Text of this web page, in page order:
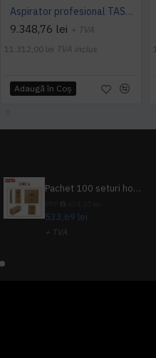
Aspirator profesional TASKI jet 38 Euro, 900 W, TASKI
9.348,76 lei + TVA
11.312,00 lei TVA inclus
Adaugă în Coş
Pachet 100 seturi hoteliere, set dentar, set barbierit, casca de dus, pila unghii, set cusut
533,69 lei
+ TVA